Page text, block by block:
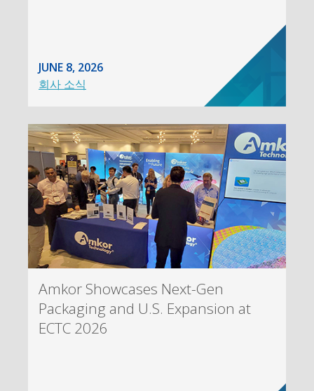
JUNE 8, 2026
회사 소식
Amkor Showcases Next-Gen
Packaging and U.S. Expansion at
ECTC 2026